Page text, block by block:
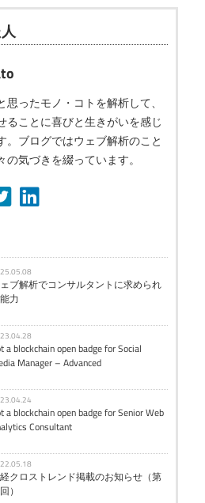
思ったモノ・コトを解析して、
ることに喜びと生きがいを感じ
。ブログではウェブ解析のこと
の気づきを綴っています。
ブ解析でコンサルタントに求められ
力
a blockchain open badge for Social
Manager – Advanced
a blockchain open badge for Senior Web
Consultant
クロストレンド掲載のお知らせ（第
）